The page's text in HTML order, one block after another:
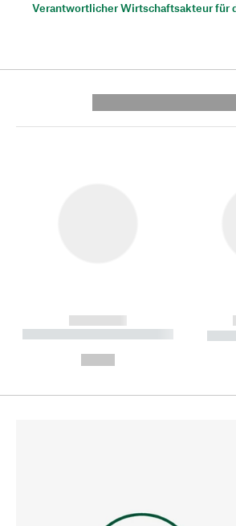
Verantwortlicher Wirtschaftsakteur für
------------
----------- ----------- --------